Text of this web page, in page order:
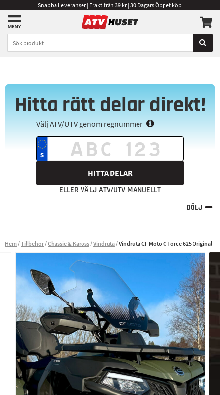
Snabba Leveranser | Frakt från 39 kr | 30 Dagars Öppet köp
Hitta rätt delar direkt!
Välj ATV/UTV genom regnummer
HITTA DELAR
ELLER VÄLJ ATV/UTV MANUELLT
DÖLJ
Hem Tillbehör Chassie & Kaross Vindruta Vindruta CF Moto C Force 625 Original